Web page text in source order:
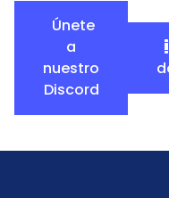
Únete
a
nuestro
Discord